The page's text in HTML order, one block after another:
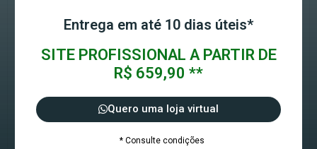
Entrega em até 10 dias úteis*
SITE PROFISSIONAL A PARTIR DE
R$ 659,90 **
Quero uma loja virtual
* Consulte condições